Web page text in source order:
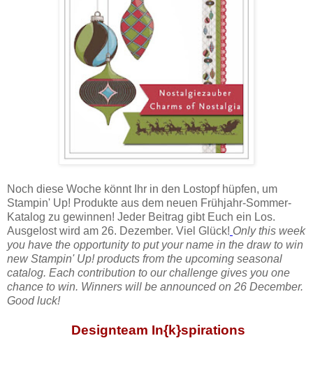
Noch diese Woche könnt Ihr in den Lostopf hüpfen, um
Stampin' Up! Produkte aus dem neuen Frühjahr-Sommer-
Katalog zu gewinnen! Jeder Beitrag gibt Euch ein Los.
Ausgelost wird am 26. Dezember. Viel Glück! Only this week
you have the opportunity to put your name in the draw to win
new Stampin' Up! products from the upcoming seasonal
catalog. Each contribution to our challenge gives you one
chance to win. Winners will be announced on 26 December.
Good luck!
Designteam In{k}spirations